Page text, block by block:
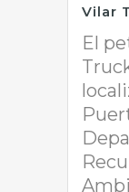
Vilar
El